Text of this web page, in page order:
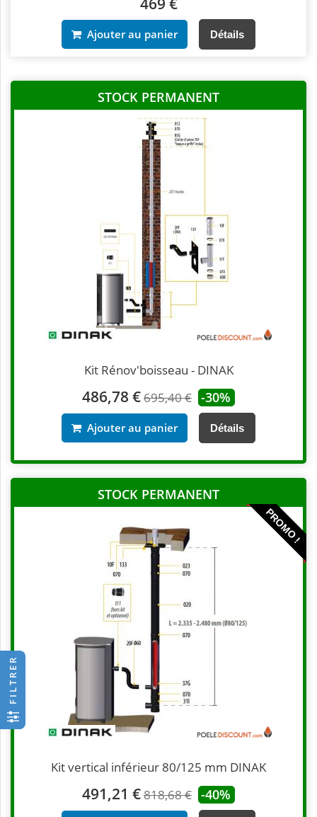
Ajouter au panier Détails
STOCK PERMANENT
Kit Rénov'boisseau - DINAK
486,78 €695,40 € -30%
Ajouter au panier Détails
STOCK PERMANENT
PROMO !
Kit vertical inférieur 80/125 mm DINAK
491,21 €818,68 € -40%
FILTRER